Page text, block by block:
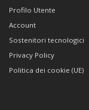
Profilo Utente
Account
Sostenitori tecnologici
Privacy Policy
Politica dei cookie (UE)